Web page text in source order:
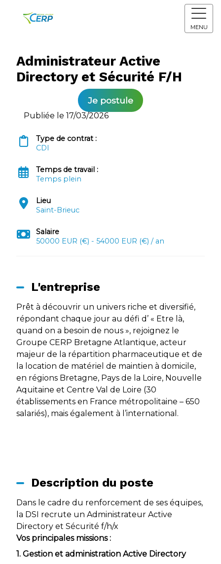
MENU
Administrateur Active
Directory et Sécurité F/H
Je postule
Publiée le 17/03/2026
Type de contrat :
CDI
Temps de travail :
Temps plein
Lieu
Saint-Brieuc
Salaire
50000 EUR (€) - 54000 EUR (€) / an
L'entreprise
Prêt à découvrir un univers riche et diversifié,
répondant chaque jour au défi d’ « Etre là,
quand on a besoin de nous », rejoignez le
Groupe CERP Bretagne Atlantique, acteur
majeur de la répartition pharmaceutique et de
la location de matériel de maintien à domicile,
en régions Bretagne, Pays de la Loire, Nouvelle
Aquitaine et Centre Val de Loire (30
établissements en France métropolitaine – 650
salariés), mais également à l’international.
Description du poste
Dans le cadre du renforcement de ses équipes,
la DSI recrute un Administrateur Active
Directory et Sécurité f/h/x
Vos principales missions :
1. Gestion et administration Active Directory